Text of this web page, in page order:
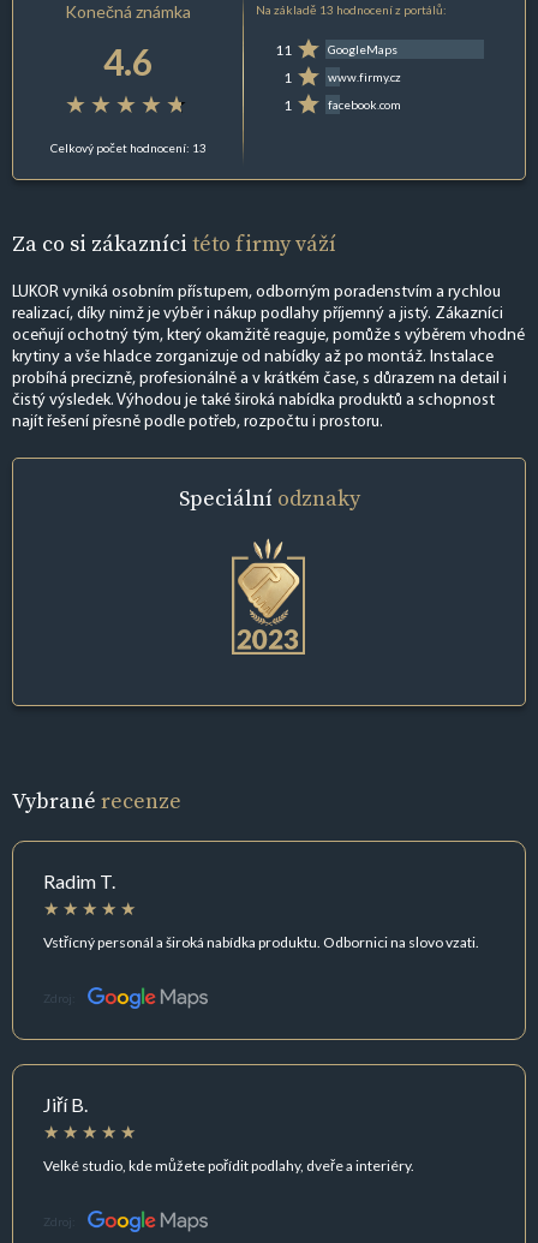
Konečná známka
4.6
Celkový počet hodnocení: 13
Na základě 13 hodnocení z portálů:
11 GoogleMaps
1 www.firmy.cz
1 facebook.com
Za co si zákazníci této firmy váží
LUKOR vyniká osobním přístupem, odborným poradenstvím a rychlou
realizací, díky nimž je výběr i nákup podlahy příjemný a jistý. Zákazníci
oceňují ochotný tým, který okamžitě reaguje, pomůže s výběrem vhodné
krytiny a vše hladce zorganizuje od nabídky až po montáž. Instalace
probíhá precizně, profesionálně a v krátkém čase, s důrazem na detail i
čistý výsledek. Výhodou je také široká nabídka produktů a schopnost
najít řešení přesně podle potřeb, rozpočtu i prostoru.
Speciální odznaky
Vybrané recenze
Radim T.
Vstřícný personál a široká nabídka produktu. Odbornici na slovo vzati.
Zdroj:
Jiří B.
Velké studio, kde můžete pořídit podlahy, dveře a interiéry.
Zdroj: